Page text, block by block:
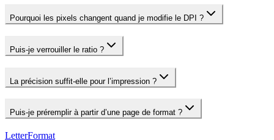
Pourquoi les pixels changent quand je modifie le DPI ?
Puis‑je verrouiller le ratio ?
La précision suffit‑elle pour l’impression ?
Puis‑je préremplir à partir d’une page de format ?
LetterFormat